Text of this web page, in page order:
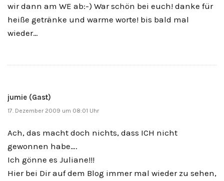
wir dann am WE ab:-) War schön bei euch! danke für
heiße getränke und warme worte! bis bald mal
wieder…
jumie (Gast)
17. Dezember 2009 um 08:01 Uhr
Ach, das macht doch nichts, dass ICH nicht
gewonnen habe….
Ich gönne es Juliane!!!
Hier bei Dir auf dem Blog immer mal wieder zu sehen,